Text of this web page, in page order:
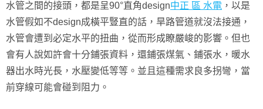
水管之間的接頭，都是呈90°直角design中正 區 水電 ，以是
水管假如不design成橫平豎直的話，旱路管道就沒法接通，
水管會遭到必定水平的扭曲，從而形成瞭嚴峻的影響。但也
會有人說如許會十分鋪張資料，還鋪張煤氣、鋪張水，暖水
器出水時光長，水壓變低等等。並且這種需求良多拐彎，當
前穿線可能會碰到阻力。